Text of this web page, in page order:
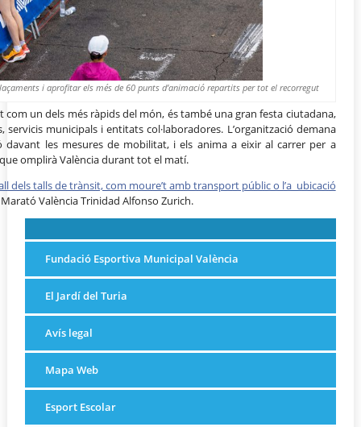
i aprofitar els més de 60 punts d’animació repartits per tot el recorregut
com un dels més ràpids del món, és també una gran festa ciutadana,
municipals i entitats col·laboradores. L’organització demana
davant les mesures de mobilitat, i els anima a eixir al carrer per a
omplirà València durant tot el matí.
dels talls de trànsit, com moure’t amb transport públic o l’a ubicació
València Trinidad Alfonso Zurich.
Fundació Esportiva Municipal València
El Jardí del Turia
Avís legal
Mapa Web
Esport Escolar